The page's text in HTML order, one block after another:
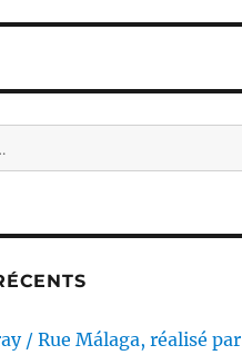
/ Rue Málaga, réalisé par